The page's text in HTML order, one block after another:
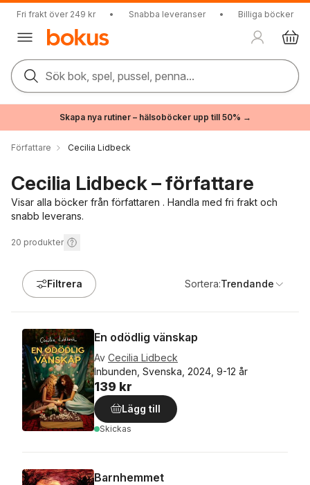
Fri frakt över 249 kr • Snabba leveranser • Billiga böcker
Sök bok, spel, pussel, penna...
Skapa nya rutiner – hälsoböcker upp till 50% →
Författare Cecilia Lidbeck
Cecilia Lidbeck – författare
Visar alla böcker från författaren . Handla med fri frakt och
snabb leverans.
20 produkter
Filtrera Sortera:Trendande
En odödlig vänskap
Av Cecilia Lidbeck
Inbunden, Svenska, 2024, 9-12 år
139 kr
Lägg till
Skickas
Barnhemmet